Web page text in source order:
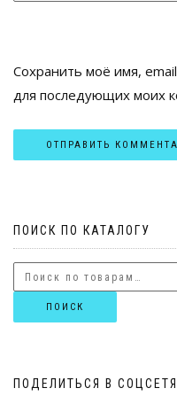
Сохранить моё имя,
для последующих моих
ПОИСК ПО КАТАЛОГУ
ПОИСК
ПОДЕЛИТЬСЯ В